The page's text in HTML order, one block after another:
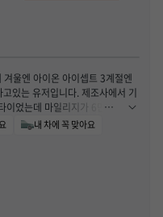
울엔 아이온 아이셉트 3계절엔
있는 유저입니다. 제조사에서 기
이었는데 마일리지가 6만정도 지
요 이번에 2월 라방 때, 고려하고
: 윈터-> 올시즌타이어로 넘어
낌이니다. 이게 윈터타이어와 가
승차감이 달라진다는 느낌이 듭
있는 요철그대로의 상태이다 보
에, 고속도로가 지난 방학시즌보
내 차에 꼭 맞아요